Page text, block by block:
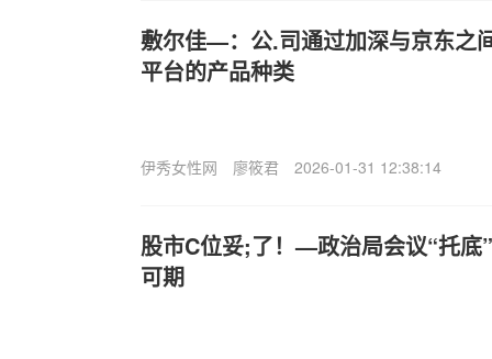
敷尔佳—：公.司通过加深与京东之
平台的产品种类
伊秀女性网 廖筱君 2026-01-31 12:38:14
股市C位妥;了！—政治局会议“托底
可期